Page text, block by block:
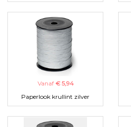
Vanaf € 5,94
Paperlook krullint zilver